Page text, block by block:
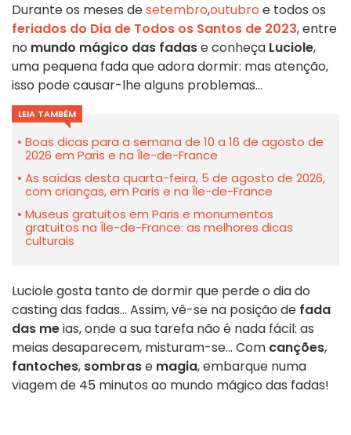
Durante os meses desetembro,outubro e todos os
feriados do Dia de Todos os Santos de 2023, entre
no mundo mágico das fadase conheça Luciole,
uma pequena fada que adora dormir: mas atenção,
isso pode causar-lhe alguns problemas...
LEIA TAMBÉM
Boas dicas para a semana de 10 a 16 de agosto de
2026 em Paris e na Île-de-France
As saídas desta quarta-feira, 5 de agosto de 2026,
com crianças, em Paris e na Île-de-France
Museus gratuitos em Paris e monumentos
gratuitos na Île-de-France: as melhores dicas
culturais
Luciole gosta tanto de dormir que perde o dia do
casting das fadas... Assim, vê-se na posição de fada
das meias, onde a sua tarefa não é nada fácil: as
meias desaparecem, misturam-se... Com canções,
fantoches, sombrase magia, embarque numa
viagem de 45 minutos ao mundo mágico das fadas!